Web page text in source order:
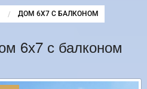
CURRENT:
ДОМ 6Х7 С БАЛКОНОМ
6х7 с балконом